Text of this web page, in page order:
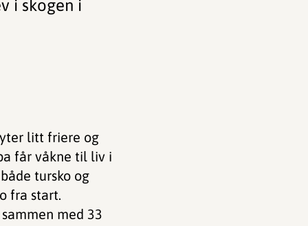
i skogen i
litt friere og
får våkne til liv i
tursko og
fra start.
med 33